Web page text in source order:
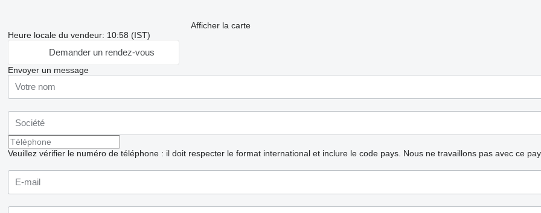
Afficher la carte
Heure locale du vendeur: 10:58 (IST)
Demander un rendez-vous
Envoyer un message
Veuillez vérifier le numéro de téléphone : il doit respecter le format international et inclure le code pays. Nous ne travaillons pas avec ce